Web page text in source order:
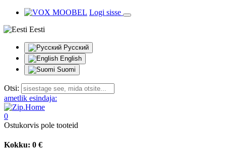
Logi sisse
Eesti
Русский
English
Suomi
Otsi:
ametlik esindaja:
0
Ostukorvis pole tooteid
Kokku: 0 €